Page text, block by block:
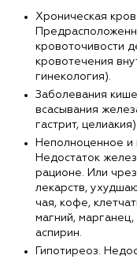
Хроническая
кровоточивости
кровотечения
гинекология).
Заболевания
всасывания
гастрит, целиакия).
Неполноценное и
Недостаток
рационе. Или
лекарств,
чая, кофе,
магний,
аспирин.
Гипотиреоз.